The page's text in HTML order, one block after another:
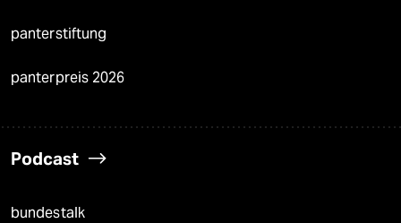
panterstiftung
panterpreis 2026
Podcast
bundestalk